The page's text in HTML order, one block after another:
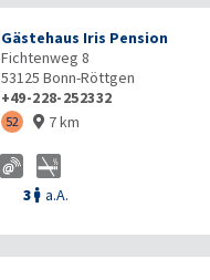
Gästehaus Iris Pension
Fichtenweg 8
53125 Bonn-Röttgen
+49-228-252332
52  7 km
3  a.A.